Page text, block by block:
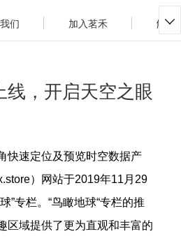
们 加入茗禾 解决

线，开启天空之眼
快速定位及预览时空数据产
）网站于2019年11月29
”专栏。 “鸟瞰地球“专栏的推
区域提供了更为直观和丰富的